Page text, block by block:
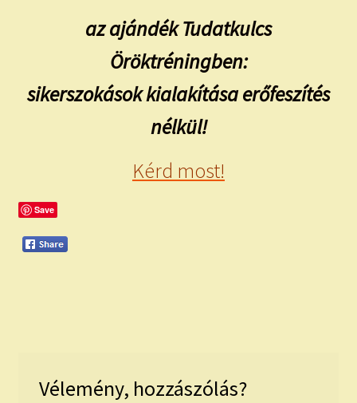
az ajándék Tudatkulcs
Öröktréningben:
sikerszokások kialakítása erőfeszítés
nélkül!
Kérd most!
Save
Vélemény, hozzászólás?